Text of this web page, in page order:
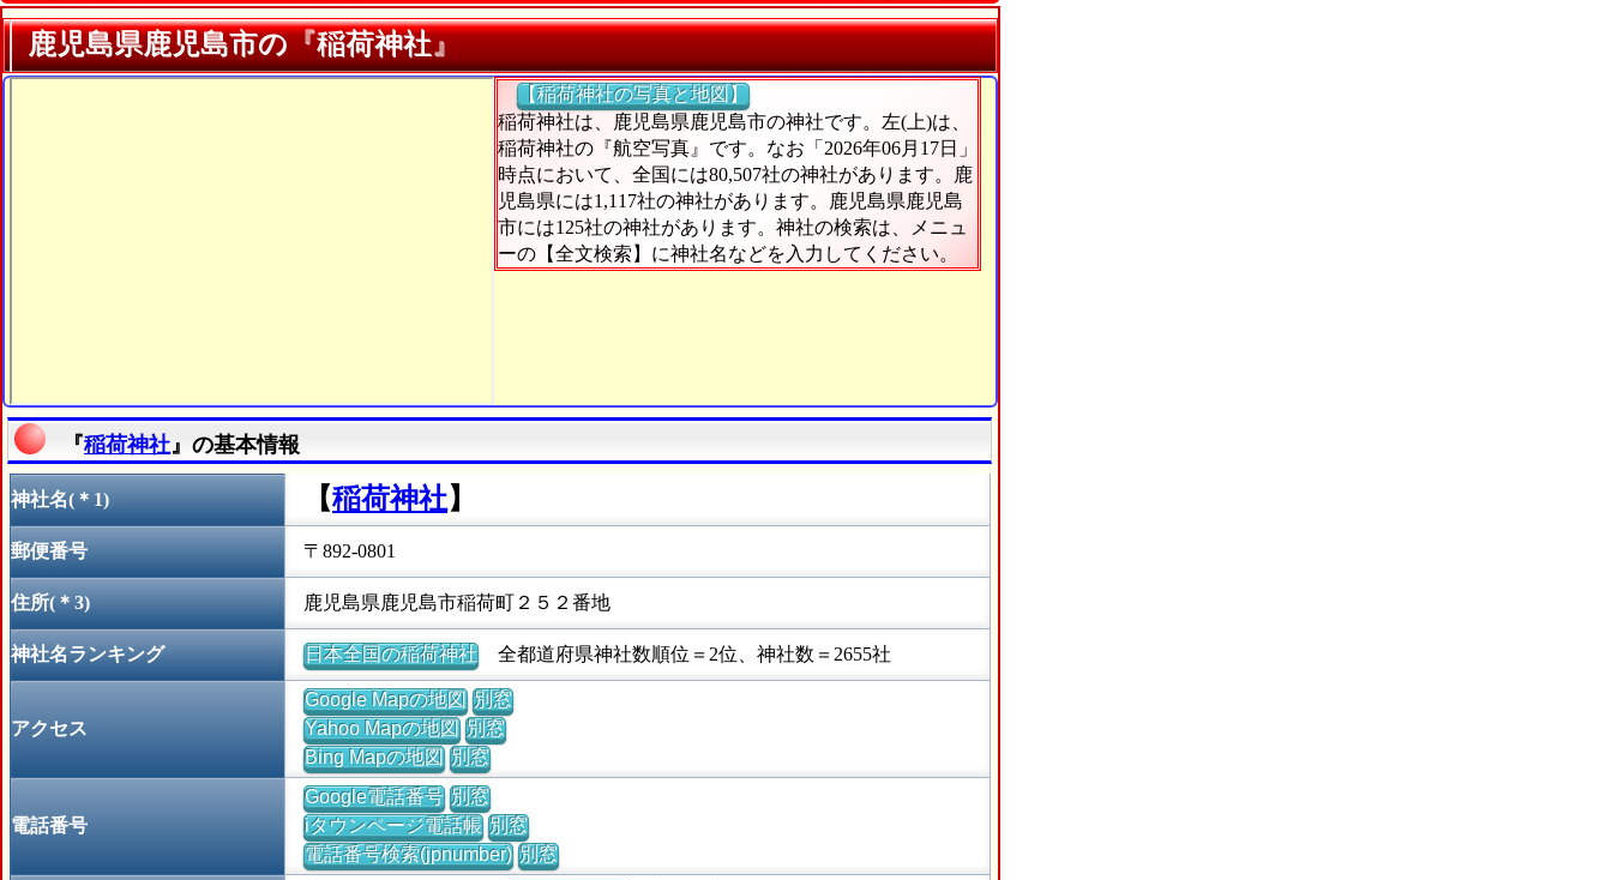
鹿児島県鹿児島市の『稲荷神社』
【稲荷神社の写真と地図】
稲荷神社は、鹿児島県鹿児島市の神社です。左(上)は、
稲荷神社の『航空写真』です。なお「2026年06月17日」
時点において、全国には80,507社の神社があります。鹿
児島県には1,117社の神社があります。鹿児島県鹿児島
市には125社の神社があります。神社の検索は、メニュ
ーの【全文検索】に神社名などを入力してください。
『稲荷神社 』の基本情報
神社名(＊1) 【稲荷神社】
郵便番号 〒892-0801
住所(＊3) 鹿児島県鹿児島市稲荷町２５２番地
神社名ランキング 日本全国の稲荷神社全都道府県神社数順位＝2位、神社数＝2655社
アクセス
Google Mapの地図 別窓
Yahoo Mapの地図 別窓
Bing Mapの地図 別窓
電話番号
Google電話番号 別窓
iタウンページ電話帳 別窓
電話番号検索(jpnumber) 別窓